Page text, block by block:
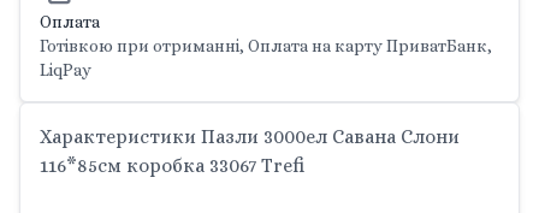
Оплата
Готівкою при отриманні, Оплата на карту ПриватБанк,
LiqPay
Характеристики Пазли 3000ел Савана Слони
116*85см коробка 33067 Trefi